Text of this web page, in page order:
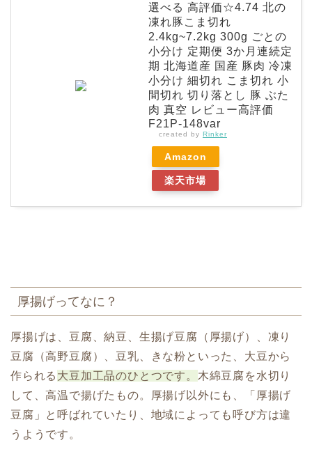
選べる 高評価☆4.74 北の
凍れ豚こま切れ
2.4kg~7.2kg 300g ごとの
小分け 定期便 3か月連続定
期 北海道産 国産 豚肉 冷凍
小分け 細切れ こま切れ 小
間切れ 切り落とし 豚 ぶた
肉 真空 レビュー高評価
F21P-148var
created by Rinker
Amazon
楽天市場
厚揚げってなに？
厚揚げは、豆腐、納豆、生揚げ豆腐（厚揚げ）、凍り
豆腐（高野豆腐）、豆乳、きな粉といった、大豆から
作られる 大豆加工品のひとつです。 木綿豆腐を水切り
して、高温で揚げたもの。厚揚げ以外にも、「厚揚げ
豆腐」と呼ばれていたり、地域によっても呼び方は違
うようです。